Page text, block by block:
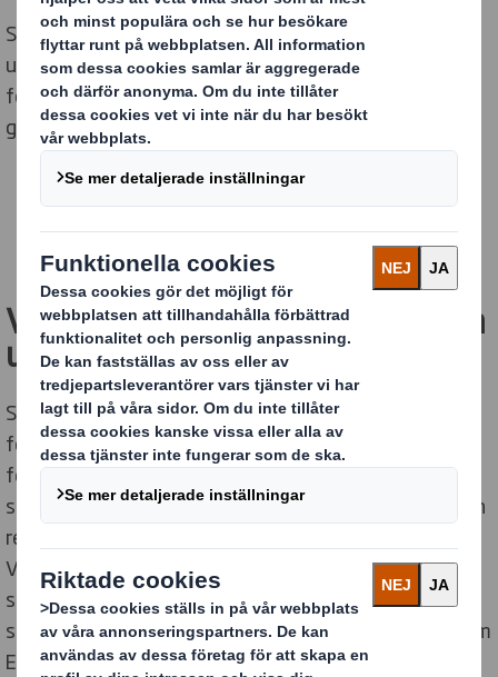
Som en erkänd ledare inom cirkulär ekonomi har vi en
unik position att hjälpa dig omdefiniera dina
förpackningar för en föränderlig värld och att navigera
genom dessa förändringar.
HAR DU FRÅGOR OM PPWR?
Vi kan hjälpa dig att möta denna
utmaning.
Som Europas ledande leverantör av hållbara
förpackningslösningar har DS Smith följt PPWR-
förslaget från början. Vi har vidtagit åtgärder för att
säkerställa att vårt sortiment är marknadsledande och
redo att uppfylla ambitionerna i de nya regleringarna.
Vi har en unik position för att hjälpa våra kunder och
samarbetspartners i hela leveranskedjan att anpassa
sig till den nya verkligheten för förpackningsregler inom
EU.